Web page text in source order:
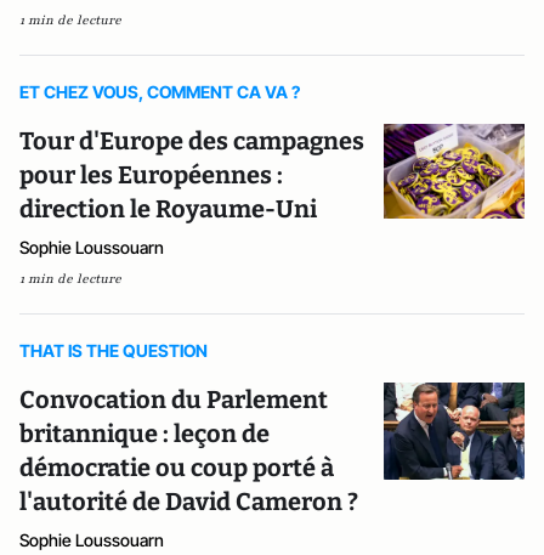
1 min de lecture
ET CHEZ VOUS, COMMENT CA VA ?
Tour d'Europe des campagnes
pour les Européennes :
direction le Royaume-Uni
Sophie Loussouarn
1 min de lecture
THAT IS THE QUESTION
Convocation du Parlement
britannique : leçon de
démocratie ou coup porté à
l'autorité de David Cameron ?
Sophie Loussouarn